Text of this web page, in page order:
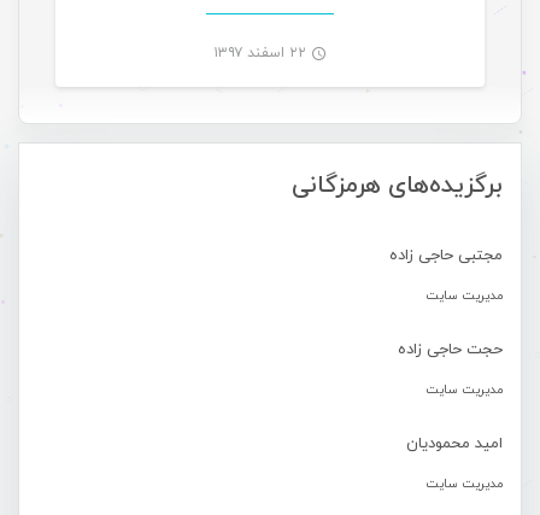
برگزیده‌های هرمزگانی
مجتبی حاجی زاده
مدیریت سایت
حجت حاجی زاده
مدیریت سایت
امید محمودیان
مدیریت سایت
۲۲ اسفند ۱۳۹۷